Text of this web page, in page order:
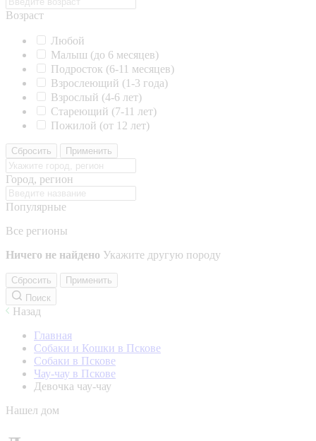
Возраст
Любой
Малыш (до 6 месяцев)
Подросток (6-11 месяцев)
Взрослеющий (1-3 года)
Взрослый (4-6 лет)
Стареющий (7-11 лет)
Пожилой (от 12 лет)
Сбросить Применить
Город, регион
Популярные
Все регионы
Ничего не найдено Укажите другую породу
Сбросить
Применить
Поиск
Назад
Главная
Собаки и Кошки в Пскове
Собаки в Пскове
Чау-чау в Пскове
Девочка чау-чау
Нашел дом